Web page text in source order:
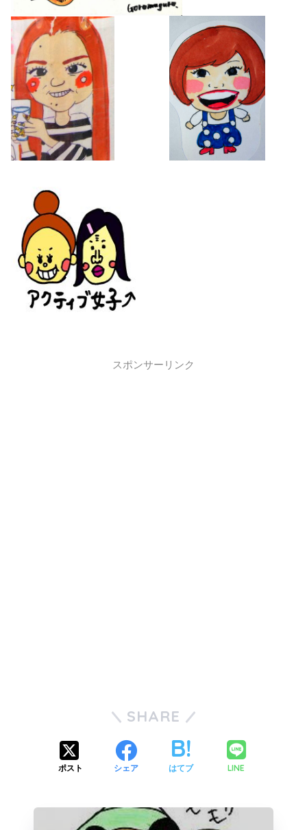
スポンサーリンク
SHARE
ポスト シェア はてブ LINE